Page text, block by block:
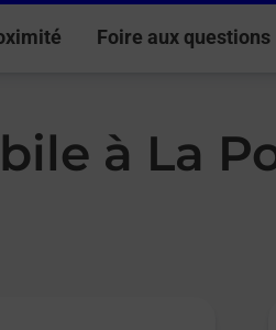
Foire aux questions
à La